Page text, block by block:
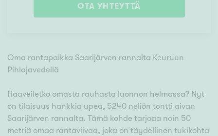
OTA YHTEYTTÄ
Oma rantapaikka Saarijärven rannalta Keuruun
Pihlajavedellä
Haaveiletko omasta rauhasta luonnon helmassa? Nyt
on tilaisuus hankkia upea, 5240 neliön tontti aivan
Saarijärven rannalta. Tämä kohde tarjoaa noin 50
metriä omaa rantaviivaa, joka on täydellinen tukikohta